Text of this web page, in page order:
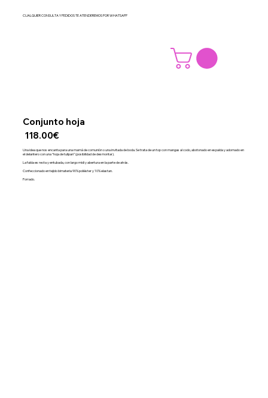
CUALQUIER CONSULTA Y PEDIDOS TE ATENDEREMOS POR WHATSAPP
Conjunto hoja
118.00€
Una idea que nos encanta para una mamá de comunión o una invitada de boda. Se trata de un top con mangas al codo, abotonado en espalda y adornado en
el delantero con una “hoja de tulipan” (posibilidad de desmontar).
La falda es recta y entubada, con largo midi y abertura en la parte de atrás.
Confeccionado en tejido bimateria 90% poliéster y 10% elastan.
Forrado.